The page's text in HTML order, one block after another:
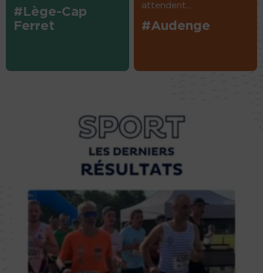
#Lège-Cap
Ferret
attendent....
#Audenge